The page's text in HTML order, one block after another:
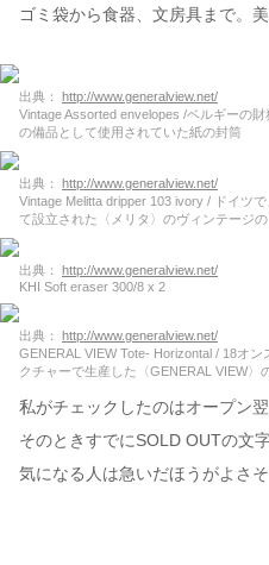
ゴミ袋から食器、文房具まで。
出典：
http://www.generalview.net/
Vintage Assorted envelopes /ベルギーの
の備品として使用されていた紙の封筒
出典：
http://www.generalview.net/
Vintage Melitta dripper 103 ivory / ドイツ
て設立された〈メリタ〉のヴィンテージの
出典：
http://www.generalview.net/
KHI Soft eraser 300/8 x 2
出典：
http://www.generalview.net/
GENERAL VIEW Tote- Horizontal / 18オ
クチャーで生産した〈GENERAL VIEW〉
私がチェックしたのはオープン
そのときすでにSOLD OUTの文
気になる人は急いだほうがよさそ